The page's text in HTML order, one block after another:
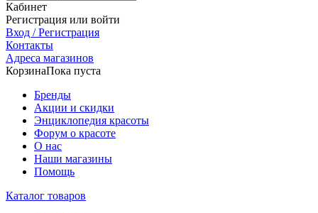
Кабинет
Регистрация или войти
Вход / Регистрация
Контакты
Адреса магазинов
КорзинаПока пуста
Бренды
Акции и скидки
Энциклопедия красоты
Форум о красоте
О нас
Наши магазины
Помощь
Каталог товаров